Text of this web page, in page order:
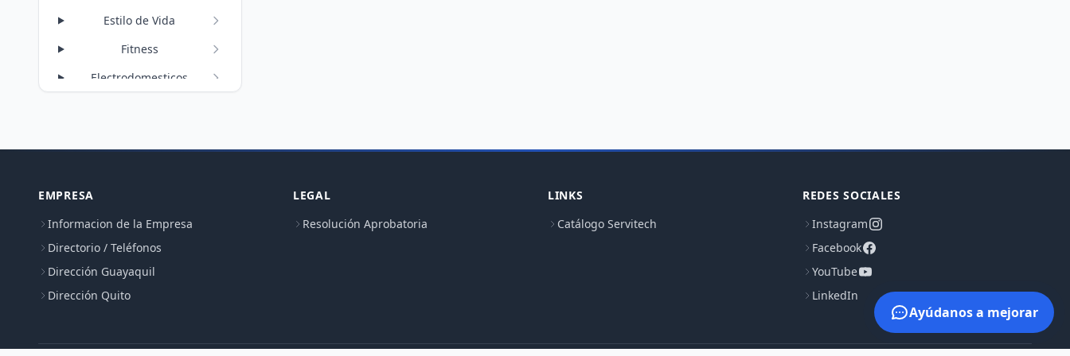
Estilo de Vida
Fitness
Electrodomesticos
EMPRESA
Informacion de la Empresa
Directorio / Teléfonos
Dirección Guayaquil
Dirección Quito
LEGAL
Resolución Aprobatoria
LINKS
Catálogo Servitech
REDES SOCIALES
Instagram
Facebook
YouTube
LinkedIn
Ayúdanos a mejorar